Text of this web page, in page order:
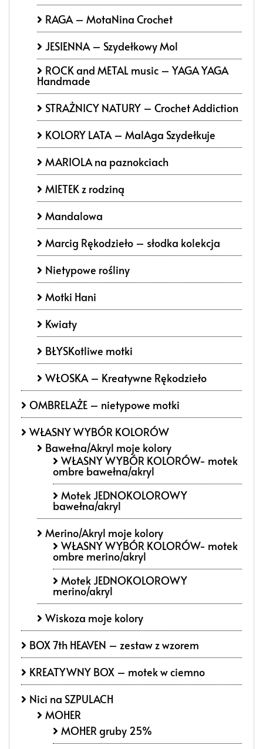
RAGA – MotaNina Crochet
JESIENNA – Szydełkowy Mol
ROCK and METAL music – YAGA YAGA
Handmade
STRAŻNICY NATURY – Crochet Addiction
KOLORY LATA – MalAga Szydełkuje
MARIOLA na paznokciach
MIETEK z rodziną
Mandalowa
Marcig Rękodzieło – słodka kolekcja
Nietypowe rośliny
Motki Hani
Kwiaty
BŁYSKotliwe motki
WŁOSKA – Kreatywne Rękodzieło
OMBRELAŻE – nietypowe motki
WŁASNY WYBÓR KOLORÓW
Bawełna/Akryl moje kolory
WŁASNY WYBÓR KOLORÓW- motek
ombre bawełna/akryl
Motek JEDNOKOLOROWY
bawełna/akryl
Merino/Akryl moje kolory
WŁASNY WYBÓR KOLORÓW- motek
ombre merino/akryl
Motek JEDNOKOLOROWY
merino/akryl
Wiskoza moje kolory
BOX 7th HEAVEN – zestaw z wzorem
KREATYWNY BOX – motek w ciemno
Nici na SZPULACH
MOHER
MOHER gruby 25%